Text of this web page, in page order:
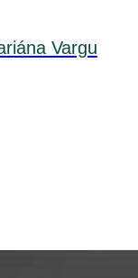
Vargu